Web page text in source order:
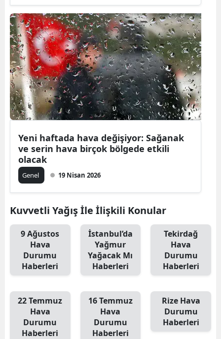
Yeni haftada hava değişiyor: Sağanak
ve serin hava birçok bölgede etkili
olacak
Genel 19 Nisan 2026
Kuvvetli Yağış İle İlişkili Konular
9 Ağustos
Hava
Durumu
Haberleri
İstanbul’da
Yağmur
Yağacak Mı
Haberleri
Tekirdağ
Hava
Durumu
Haberleri
22 Temmuz
Hava
Durumu
Haberleri
16 Temmuz
Hava
Durumu
Haberleri
Rize Hava
Durumu
Haberleri